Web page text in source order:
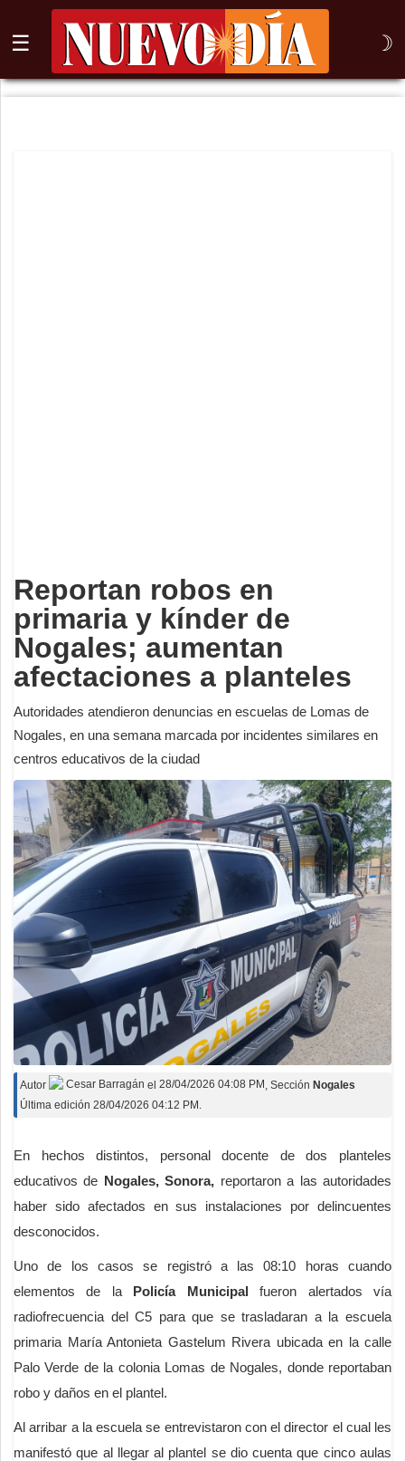
☰ ☽
⌕
Reportan robos en
primaria y kínder de
Nogales; aumentan
afectaciones a planteles
Autoridades atendieron denuncias en escuelas de Lomas de
Nogales, en una semana marcada por incidentes similares en
centros educativos de la ciudad
Autor Cesar Barragán el 28/04/2026 04:08 PM , Sección Nogales
Última edición 28/04/2026 04:12 PM.
En hechos distintos, personal docente de dos planteles
educativos de Nogales, Sonora, reportaron a las autoridades
haber sido afectados en sus instalaciones por delincuentes
desconocidos.
Uno de los casos se registró a las 08:10 horas cuando
elementos de la Policía Municipalfueron alertados vía
radiofrecuencia del C5 para que se trasladaran a la escuela
primaria María Antonieta Gastelum Rivera ubicada en la calle
Palo Verde de la colonia Lomas de Nogales, donde reportaban
robo y daños en el plantel.
Al arribar a la escuela se entrevistaron con el director el cual les
manifestó que al llegar al plantel se dio cuenta que cinco aulas